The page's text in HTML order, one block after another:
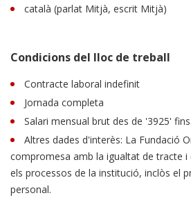
català (parlat Mitjà, escrit Mitjà)
Condicions del lloc de treball
Contracte laboral indefinit
Jornada completa
Salari mensual brut des de '3925'
Altres dades d'interès: La Fundació
compromesa amb la igualtat de tracte i
els processos de la institució, inclòs el
personal.